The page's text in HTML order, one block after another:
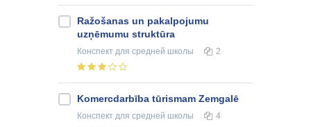
Ražošanas un pakalpojumu
uzņēmumu struktūra
Конспект для средней школы 2
Komercdarbība tūrismam Zemgalē
Конспект для средней школы 4